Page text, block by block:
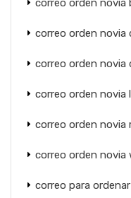
correo orden novia
correo orden novia
correo orden novia
correo orden novia
correo orden novia
correo orden novia
correo para